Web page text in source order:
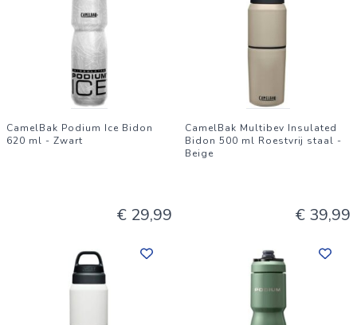
CamelBak Podium Ice Bidon
620 ml - Zwart
€ 29,99
CamelBak Multibev Insulated
Bidon 500 ml Roestvrij staal -
Beige
€ 39,99